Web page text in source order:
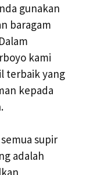
gunakan
baragam
kami
terbaik yang
kepada
supir
adalah